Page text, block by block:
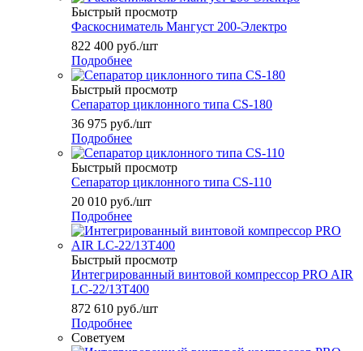
Быстрый просмотр
Фаскосниматель Мангуст 200-Электро
822 400 руб./шт
Подробнее
Быстрый просмотр
Сепаратор циклонного типа CS-180
36 975 руб./шт
Подробнее
Быстрый просмотр
Сепаратор циклонного типа CS-110
20 010 руб./шт
Подробнее
Быстрый просмотр
Интегрированный винтовой компрессор PRO AIR
LC-22/13T400
872 610 руб./шт
Подробнее
Советуем